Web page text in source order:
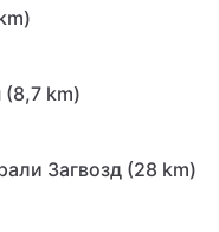
km)
Загвозд (28 km)